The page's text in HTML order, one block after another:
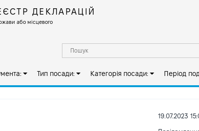
ДЕКЛАРАЦІЙ
або місцевого
Тип посади: Категорія посади: Період
19.07.2023